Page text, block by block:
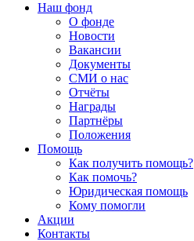
Наш фонд
О фонде
Новости
Вакансии
Документы
СМИ о нас
Отчёты
Награды
Партнёры
Положения
Помощь
Как получить помощь?
Как помочь?
Юридическая помощь
Кому помогли
Акции
Контакты